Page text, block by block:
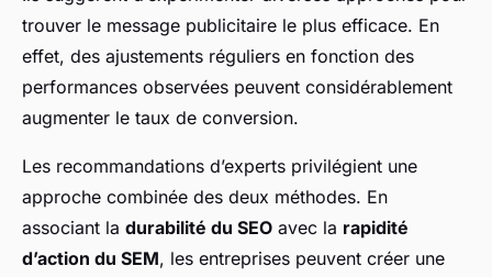
trouver le message publicitaire le plus efficace. En
effet, des ajustements réguliers en fonction des
performances observées peuvent considérablement
augmenter le taux de conversion.
Les recommandations d’experts privilégient une
approche combinée des deux méthodes. En
associant la durabilité du SEO avec la rapidité
d’action du SEM, les entreprises peuvent créer une